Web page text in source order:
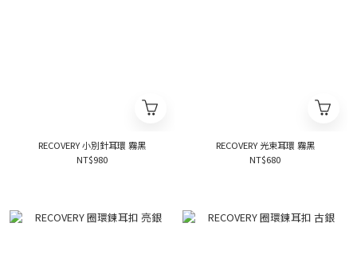
RECOVERY 小別針耳環 霧黑
NT$980
RECOVERY 光束耳環 霧黑
NT$680